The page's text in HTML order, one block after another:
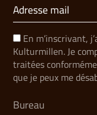
En m’inscrivant,
Kulturmillen. Je
traitées
que je peux me
Bureau